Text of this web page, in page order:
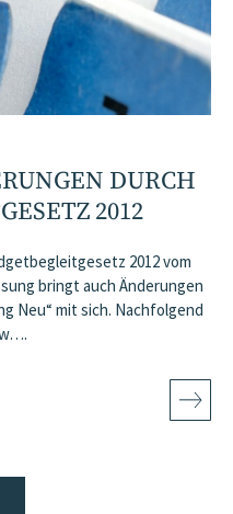
DURCH
2012
2012 vom
bringt auch Änderungen
Neu“ mit sich. Nachfolgend